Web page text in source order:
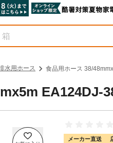
水用ホース 食品用ホース 38/
EA124DJ-
メーカー直送